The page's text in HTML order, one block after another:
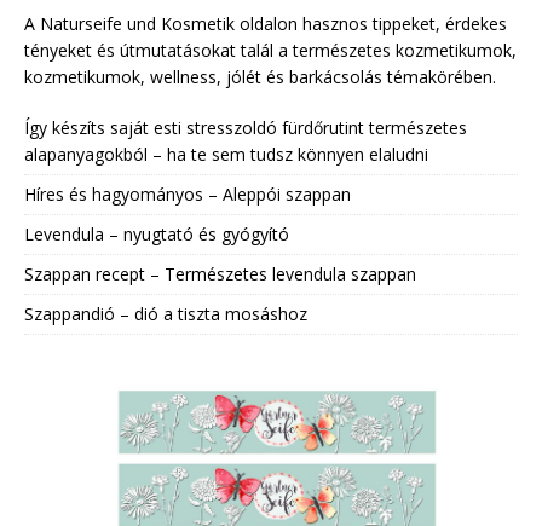
A Naturseife und Kosmetik oldalon hasznos tippeket, érdekes
tényeket és útmutatásokat talál a természetes kozmetikumok,
kozmetikumok, wellness, jólét és barkácsolás témakörében.
Így készíts saját esti stresszoldó fürdőrutint természetes
alapanyagokból – ha te sem tudsz könnyen elaludni
Híres és hagyományos – Aleppói szappan
Levendula – nyugtató és gyógyító
Szappan recept – Természetes levendula szappan
Szappandió – dió a tiszta mosáshoz